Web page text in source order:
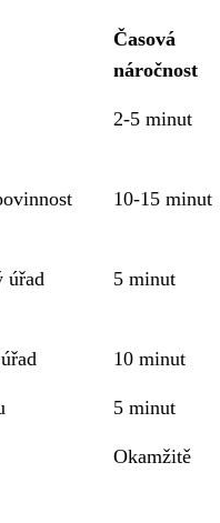
Časová
náročnost
2-5 minut
10-15 minut
úřad 5 minut
10 minut
5 minut
Okamžitě